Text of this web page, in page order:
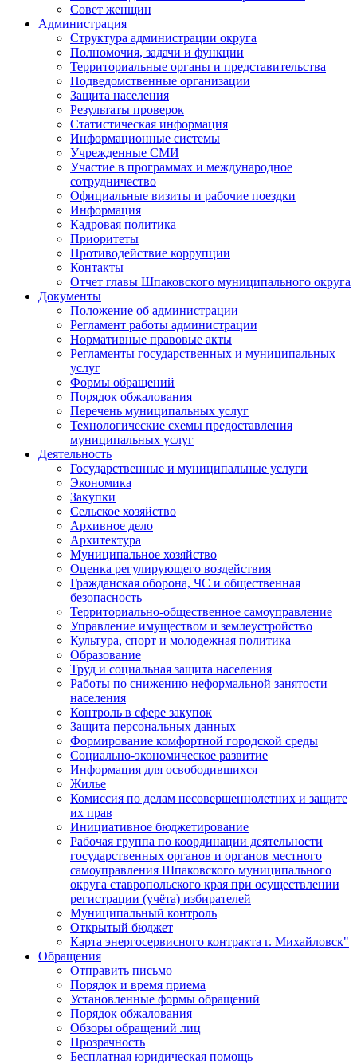
Совет женщин
Администрация
Структура администрации округа
Полномочия, задачи и функции
Территориальные органы и представительства
Подведомственные организации
Защита населения
Результаты проверок
Статистическая информация
Информационные системы
Учрежденные СМИ
Участие в программах и международное
сотрудничество
Официальные визиты и рабочие поездки
Информация
Кадровая политика
Приоритеты
Противодействие коррупции
Контакты
Отчет главы Шпаковского муниципального округа
Документы
Положение об администрации
Регламент работы администрации
Нормативные правовые акты
Регламенты государственных и муниципальных
услуг
Формы обращений
Порядок обжалования
Перечень муниципальных услуг
Технологические схемы предоставления
муниципальных услуг
Деятельность
Государственные и муниципальные услуги
Экономика
Закупки
Сельское хозяйство
Архивное дело
Архитектура
Муниципальное хозяйство
Оценка регулирующего воздействия
Гражданская оборона, ЧС и общественная
безопасность
Территориально-общественное самоуправление
Управление имуществом и землеустройство
Культура, спорт и молодежная политика
Образование
Труд и социальная защита населения
Работы по снижению неформальной занятости
населения
Контроль в сфере закупок
Защита персональных данных
Формирование комфортной городской среды
Социально-экономическое развитие
Информация для освободившихся
Жилье
Комиссия по делам несовершеннолетних и защите
их прав
Инициативное бюджетирование
Рабочая группа по координации деятельности
государственных органов и органов местного
самоуправления Шпаковского муниципального
округа ставропольского края при осуществлении
регистрации (учёта) избирателей
Муниципальный контроль
Открытый бюджет
Карта энергосервисного контракта г. Михайловск"
Обращения
Отправить письмо
Порядок и время приема
Установленные формы обращений
Порядок обжалования
Обзоры обращений лиц
Прозрачность
Бесплатная юридическая помощь